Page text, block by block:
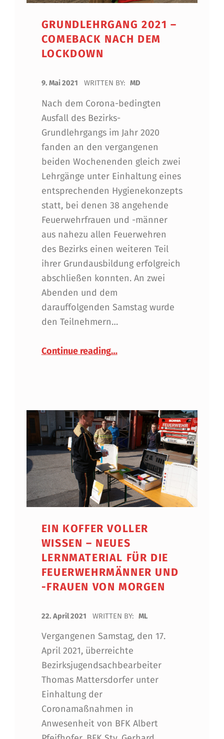
GRUNDLEHRGANG 2021 –
COMEBACK NACH DEM
LOCKDOWN
9. Mai 2021 WRITTEN BY: MD
Nach dem Corona-bedingten
Ausfall des Bezirks-
Grundlehrgangs im Jahr 2020
fanden an den vergangenen
beiden Wochenenden gleich zwei
Lehrgänge unter Einhaltung eines
entsprechenden Hygienekonzepts
statt, bei denen 38 angehende
Feuerwehrfrauen und -männer
aus nahezu allen Feuerwehren
des Bezirks einen weiteren Teil
ihrer Grundausbildung erfolgreich
abschließen konnten. An zwei
Abenden und dem
darauffolgenden Samstag wurde
den Teilnehmern…
Continue reading…
EIN KOFFER VOLLER
WISSEN – NEUES
LERNMATERIAL FÜR DIE
FEUERWEHRMÄNNER UND
-FRAUEN VON MORGEN
22. April 2021 WRITTEN BY: ML
Vergangenen Samstag, den 17.
April 2021, überreichte
Bezirksjugendsachbearbeiter
Thomas Mattersdorfer unter
Einhaltung der
Coronamaßnahmen in
Anwesenheit von BFK Albert